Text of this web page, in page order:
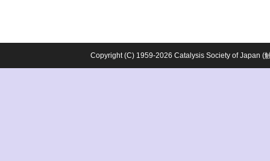
Copyright (C) 1959-2026 Catalysis Society of Japan (